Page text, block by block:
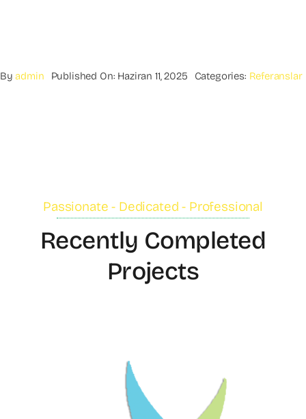
Byadmin Published On: Haziran 11, 2025 Categories: Referanslar
Passionate - Dedicated - Professional
Recently Completed
Projects